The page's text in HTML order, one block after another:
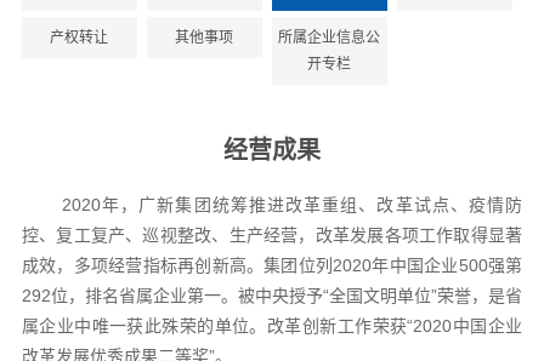
产权转让 其他事项
所属企业信息公
开专栏
经营成果
2020年，广新集团统筹推进改革重组、改革试点、疫情防
控、复工复产、巡视整改、生产经营，改革发展各项工作取得显著
成效，多项经营指标再创新高。集团位列2020年中国企业500强第
292位，排名省属企业第一。被中央授予“全国文明单位”荣誉，是省
属企业中唯一获此殊荣的单位。改革创新工作荣获“2020中国企业
改革发展优秀成果二等奖”。